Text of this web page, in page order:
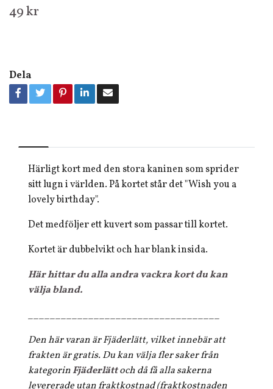
49 kr
Dela
Härligt kort med den stora kaninen som sprider
sitt lugn i världen. På kortet står det "Wish you a
lovely birthday".
Det medföljer ett kuvert som passar till kortet.
Kortet är dubbelvikt och har blank insida.
Här hittar du alla andra vackra kort du kan
välja bland.
___________________________________
Den här varan är Fjäderlätt, vilket innebär att
frakten är gratis. Du kan välja fler saker från
kategorinFjäderlättoch då få alla sakerna
levererade utan fraktkostnad (fraktkostnaden